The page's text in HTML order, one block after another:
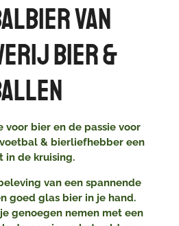
van
Bier &
voor bier en de passie voor
& bierliefhebber een
in de kruising.
van een spannende
goed glas bier in je hand.
genoegen nemen met een